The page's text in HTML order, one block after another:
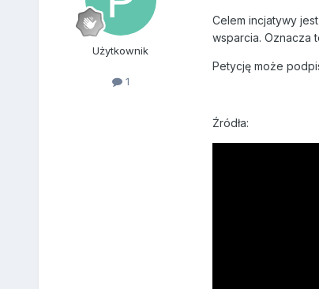
Użytkownik
1
Celem incjatywy
wsparcia. Oznacza
Petycję może
Źródła: